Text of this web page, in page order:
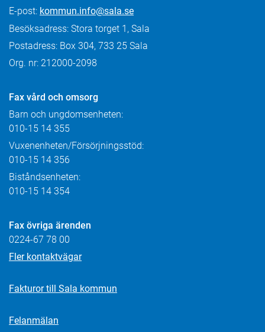
E-post: kommun.info@sala.se
Besöksadress: Stora torget 1, Sala
Postadress: Box 304, 733 25 Sala
Org. nr: 212000-2098
Fax vård och omsorg
Barn och ungdomsenheten:
010-15 14 355
Vuxenenheten/Försörjningsstöd:
010-15 14 356
Biståndsenheten:
010-15 14 354
Fax övriga ärenden
0224-67 78 00
Fler kontaktvägar
Fakturor till Sala kommun
Felanmälan